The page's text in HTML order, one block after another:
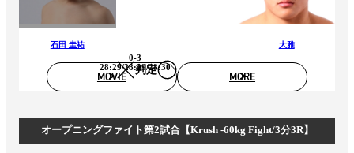
石田 圭祐
判定
0-3
28:29/28:29/28:30
大雅
MOVIE MORE
オープニングファイト第2試合【Krush -60kg Fight/3分3R】